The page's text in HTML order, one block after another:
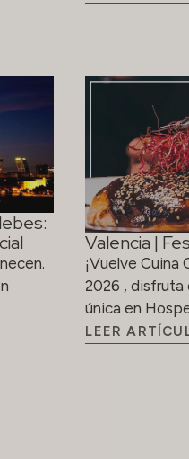
Valencia |
¡Vuelve Cuina
2026 , disfruta
única en
LEER